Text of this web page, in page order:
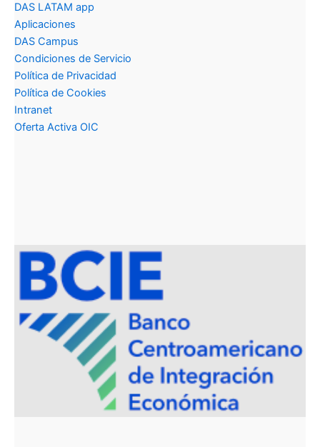
DAS LATAM app
Aplicaciones
DAS Campus
Condiciones de Servicio
Política de Privacidad
Política de Cookies
Intranet
Oferta Activa OIC